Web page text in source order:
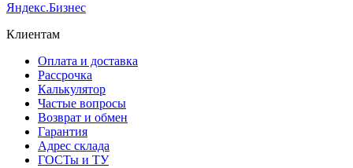
Яндекс.Бизнес
Клиентам
Оплата и доставка
Рассрочка
Калькулятор
Частые вопросы
Возврат и обмен
Гарантия
Адрес склада
ГОСТы и ТУ